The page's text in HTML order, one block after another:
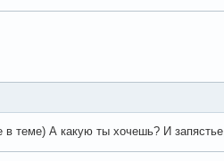
теме) А какую ты хочешь? И